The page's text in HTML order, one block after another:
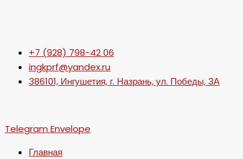
+7 (928) 798-42 06
ingkprf@yandex.ru
386101, Ингушетия, г. Назрань, ул. Победы, 3А
Telegram Envelope
Главная